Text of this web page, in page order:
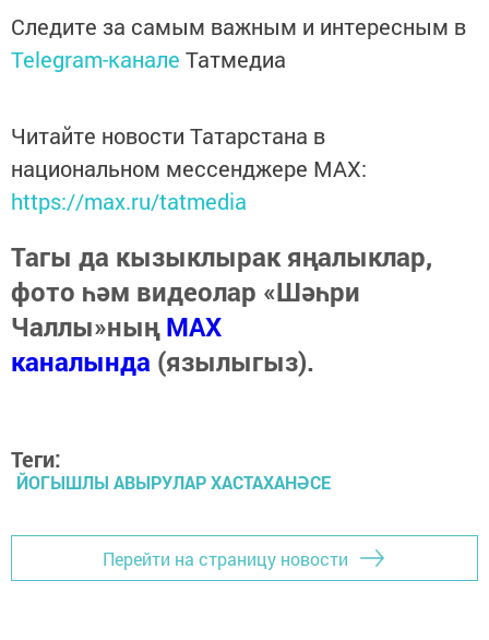
Следите за самым важным и интересным в
Telegram-канале Татмедиа
Читайте новости Татарстана в
национальном мессенджере MАХ:
https://max.ru/tatmedia
Тагы да кызыклырак яңалыклар,
фото һәм видеолар «Шәһри
Чаллы»ныңMAX
каналында (язылыгыз).
Теги:
ЙОГЫШЛЫ АВЫРУЛАР ХАСТАХАНӘСЕ
Перейти на страницу новости